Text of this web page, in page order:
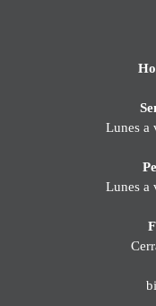
Lunes a
Lunes a